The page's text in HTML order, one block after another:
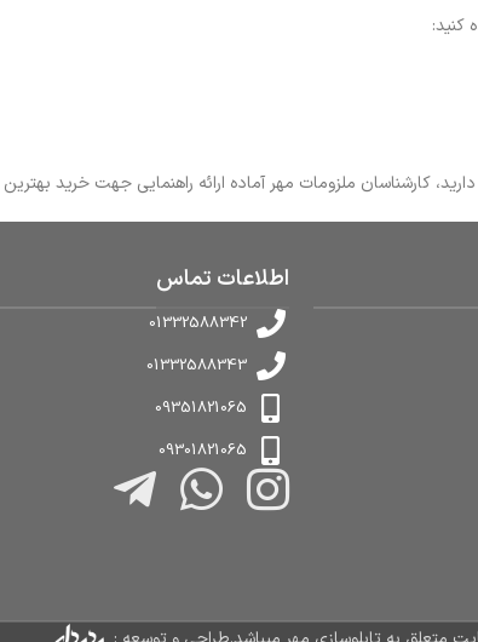
کنید:
اطلاعات تماس
01332588342
01332588343
09351821065
09301821065